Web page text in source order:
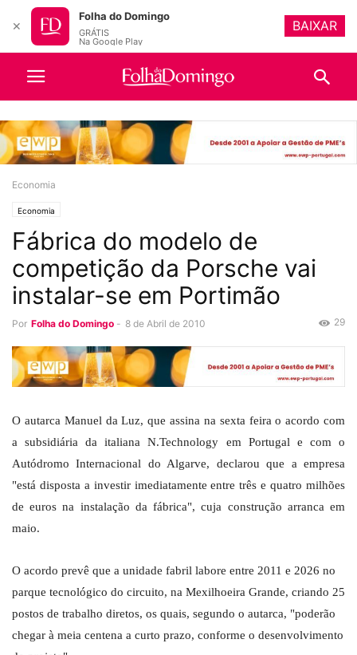
Economia
Economia
Fábrica do modelo de
competição da Porsche vai
instalar-se em Portimão
Por Folha do Domingo - 8 de Abril de 2010 29
O autarca Manuel da Luz, que assina na sexta feira o acordo com
a subsidiária da italiana N.Technology em Portugal e com o
Autódromo Internacional do Algarve, declarou que a empresa
"está disposta a investir imediatamente entre três e quatro milhões
de euros na instalação da fábrica", cuja construção arranca em
maio.
O acordo prevê que a unidade fabril labore entre 2011 e 2026 no
parque tecnológico do circuito, na Mexilhoeira Grande, criando 25
postos de trabalho diretos, os quais, segundo o autarca, "poderão
chegar à meia centena a curto prazo, conforme o desenvolvimento
✕
Folha do Domingo
GRÁTIS
Na Google Play
BAIXAR